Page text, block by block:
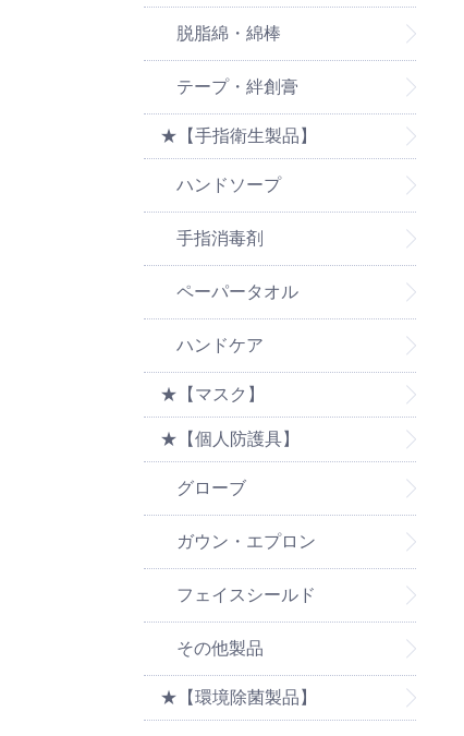
脱脂綿・綿棒
テープ・絆創膏
★【手指衛生製品】
ハンドソープ
手指消毒剤
ペーパータオル
ハンドケア
★【マスク】
★【個人防護具】
グローブ
ガウン・エプロン
フェイスシールド
その他製品
★【環境除菌製品】